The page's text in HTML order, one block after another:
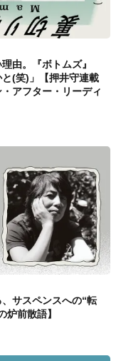
由。『ボトムズ』
(笑)」【押井守連載
アフター・リーディ
サスペンスへの“転
前散語】